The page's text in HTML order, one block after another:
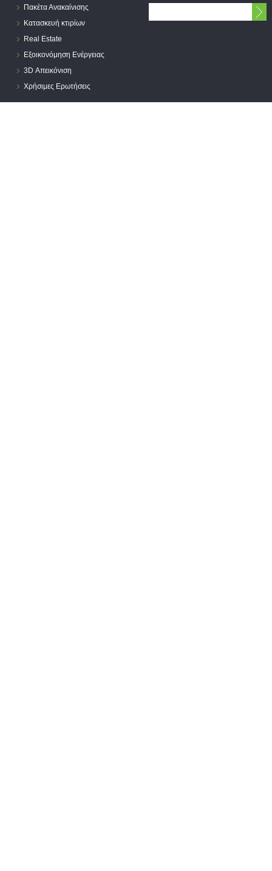
Πακέτα Ανακαίνισης
Κατασκευή κτιρίων
Real Estate
Εξοικονόμηση Ενέργειας
3D Απεικόνιση
Χρήσιμες Ερωτήσεις